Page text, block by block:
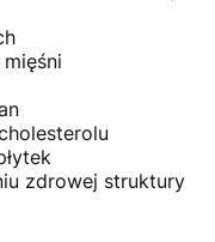
zdrowej struktury